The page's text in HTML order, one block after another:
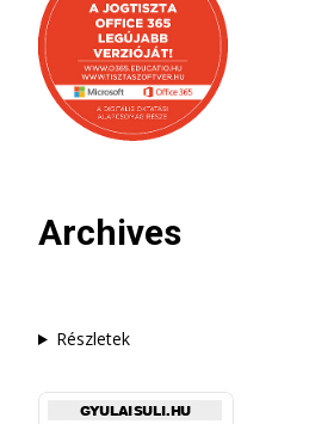
Archives
Részletek